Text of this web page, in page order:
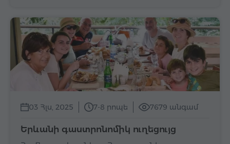
03 Հլս, 2025 7-8 րոպե 7679 անգամ
Երևանի գաստրոնոմիկ ուղեցույց